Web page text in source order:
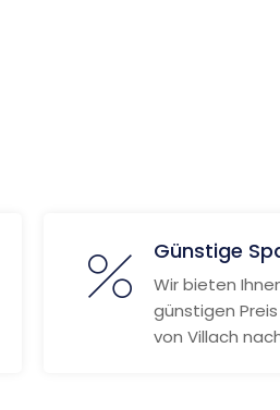
Günstige
Wir bieten
günstigen
von Villach